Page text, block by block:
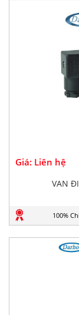
Giá: Liên hệ
VAN
100%